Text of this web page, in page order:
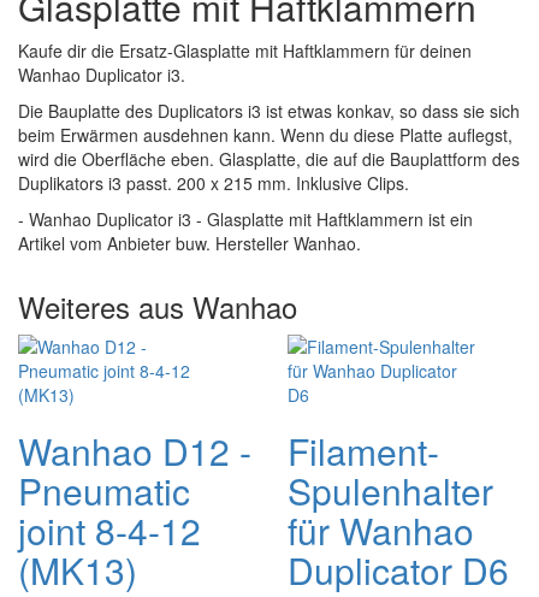
Kaufe dir die Ersatz-Glasplatte mit Haftklammern für deinen
Wanhao Duplicator i3.
Die Bauplatte des Duplicators i3 ist etwas konkav, so dass sie sich
beim Erwärmen ausdehnen kann. Wenn du diese Platte auflegst,
wird die Oberfläche eben. Glasplatte, die auf die Bauplattform des
Duplikators i3 passt. 200 x 215 mm. Inklusive Clips.
- Wanhao Duplicator i3 - Glasplatte mit Haftklammern ist ein
Artikel vom Anbieter buw. Hersteller Wanhao.
Weiteres aus Wanhao
Wanhao D12 -
Pneumatic
joint 8-4-12
(MK13)
Filament-
Spulenhalter
für Wanhao
Duplicator D6